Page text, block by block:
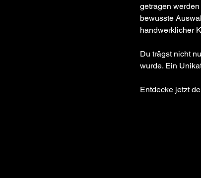
getragen
bewusste
handwerklicher
Du trägst nicht
wurde. Ein
Entdecke jetzt